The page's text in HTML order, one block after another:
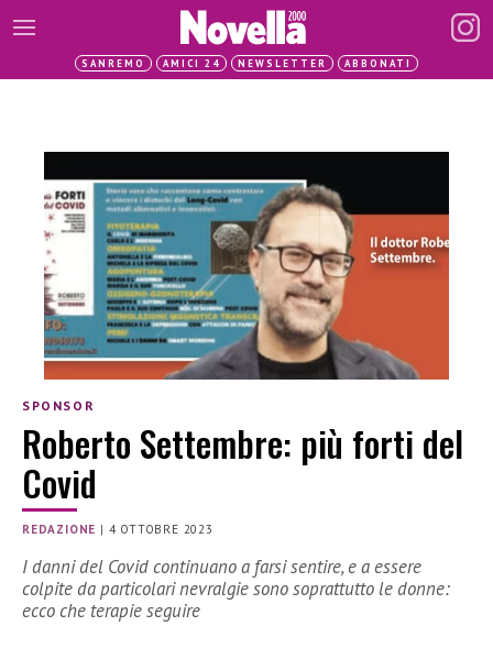
SANREMO AMICI 24 NEWSLETTER ABBONATI
SPONSOR
Roberto Settembre: più forti del
Covid
REDAZIONE | 4 OTTOBRE 2023
I danni del Covid continuano a farsi sentire, e a essere
colpite da particolari nevralgie sono soprattutto le donne:
ecco che terapie seguire